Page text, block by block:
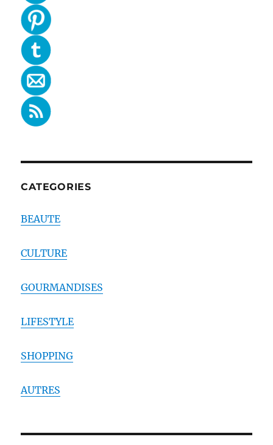
CATEGORIES
BEAUTE
CULTURE
GOURMANDISES
LIFESTYLE
SHOPPING
AUTRES